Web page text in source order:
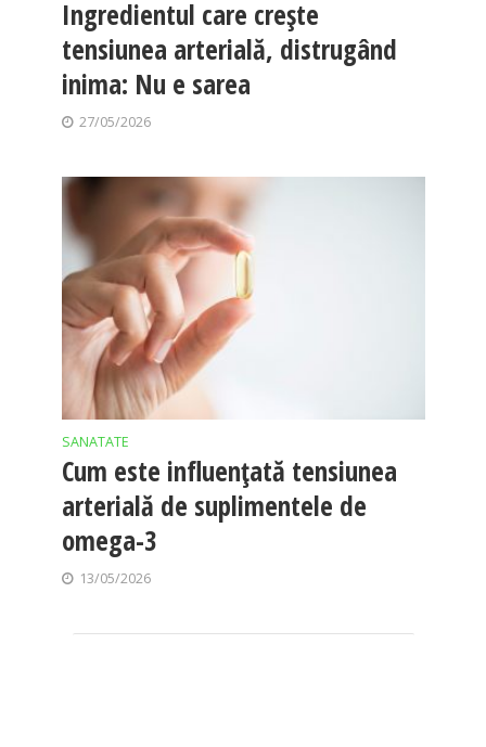
Ingredientul care crește
tensiunea arterială, distrugând
inima: Nu e sarea
27/05/2026
SANATATE
Cum este influențată tensiunea
arterială de suplimentele de
omega-3
13/05/2026